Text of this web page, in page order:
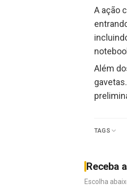
A ação
Além
TAGS
Receba
Escolha